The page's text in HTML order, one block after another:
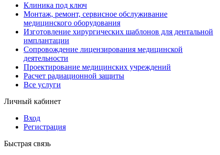
Клиника под ключ
Монтаж, ремонт, сервисное обслуживание
медицинского оборудования
Изготовление хирургических шаблонов для дентальной
имплантации
Сопровождение лицензирования медицинской
деятельности
Проектирование медицинских учреждений
Расчет радиационной защиты
Все услуги
Личный кабинет
Вход
Регистрация
Быстрая связь